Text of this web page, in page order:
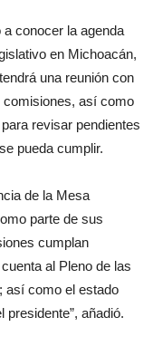
a conocer la agenda
en Michoacán,
una reunión con
comisiones, así como
revisar pendientes
pueda cumplir.
de la Mesa
parte de sus
cumplan
al Pleno de las
así como el estado
añadió.